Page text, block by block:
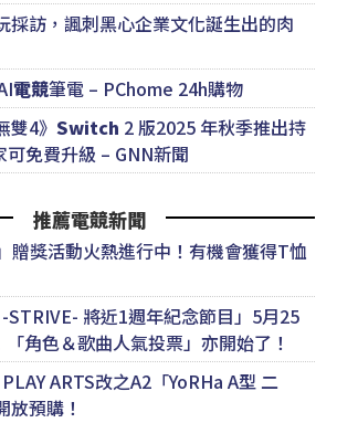
採訪，諷刺黑心企業文化誕生出的肉
電競筆電 – PChome 24h購物
雙4》 Switch 2 版2025 年秋季推出持
可免費升級 – GNN新聞
推薦電競新聞
贈獎活動火熱進行中！有機會獲得T恤
-STRIVE- 將近1週年紀念節目」5月25
角色＆歌曲人氣投票」亦開始了！
ARTS改之A2「YoRHa A型 二
放預購！